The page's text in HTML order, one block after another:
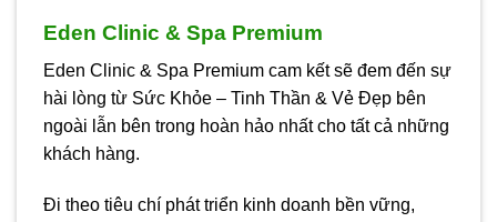
Eden Clinic & Spa Premium
Eden Clinic & Spa Premium cam kết sẽ đem đến sự
hài lòng từ Sức Khỏe – Tinh Thần & Vẻ Đẹp bên
ngoài lẫn bên trong hoàn hảo nhất cho tất cả những
khách hàng.
Đi theo tiêu chí phát triển kinh doanh bền vững,